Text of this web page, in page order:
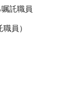
託職員
員）